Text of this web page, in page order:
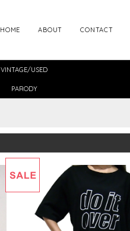
CONTACT
ABOUT
HOME
VINTAGE/USED
PARODY